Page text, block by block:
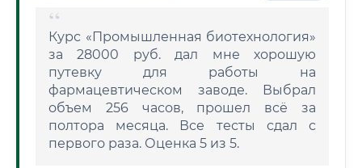
Курс «Промышленная биотехнология»
за 28000 руб. дал мне хорошую
путевку для работы на
фармацевтическом заводе. Выбрал
объем 256 часов, прошел всё за
полтора месяца. Все тесты сдал с
первого раза. Оценка 5 из 5.